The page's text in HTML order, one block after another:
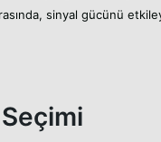
sinyal gücünü
Seçimi